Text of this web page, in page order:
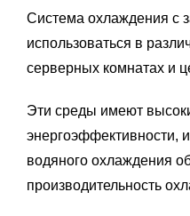
Система охлаждения с
использоваться в
серверных комнатах и
Эти среды имеют
энергоэффективности,
водяного охлаждения
производительность